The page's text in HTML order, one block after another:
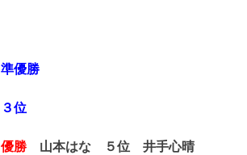
準優勝
３位
優勝 山本はな ５位 井手心晴